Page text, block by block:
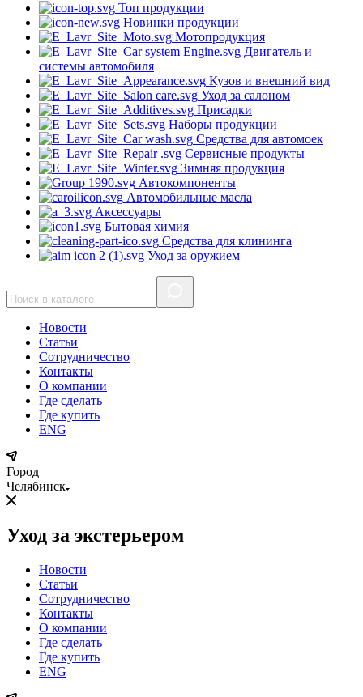
Топ продукции
Новинки продукции
Мотопродукция
Двигатель и
системы автомобиля
Кузов и внешний вид
Уход за салоном
Присадки
Наборы продукции
Средства для автомоек
Сервисные продукты
Зимняя продукция
Автокомпоненты
Автомобильные масла
Аксессуары
Бытовая химия
Средства для клининга
Уход за оружием
Новости
Статьи
Сотрудничество
Контакты
О компании
Где сделать
Где купить
ENG
Город
Челябинск
Уход за экстерьером
Новости
Статьи
Сотрудничество
Контакты
О компании
Где сделать
Где купить
ENG